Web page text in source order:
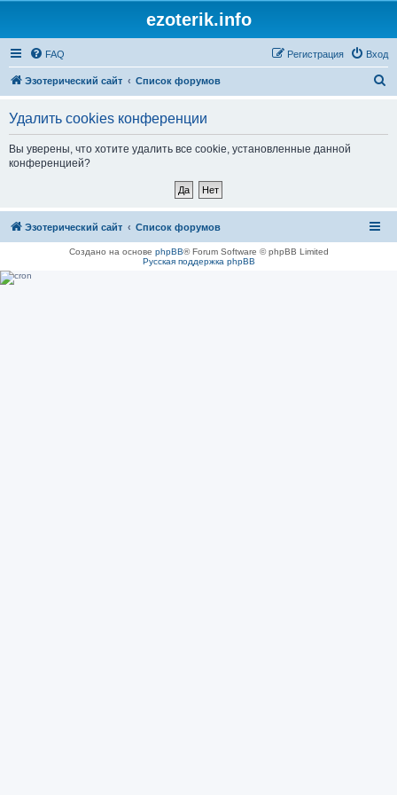
ezoterik.info
FAQ Вход
Регистрация
Эзотерический сайт Список форумов
Удалить cookies конференции
Вы уверены, что хотите удалить все cookie, установленные данной
конференцией?
Эзотерический сайт Список форумов
Создано на основе phpBB® Forum Software © phpBB Limited
Русская поддержка phpBB